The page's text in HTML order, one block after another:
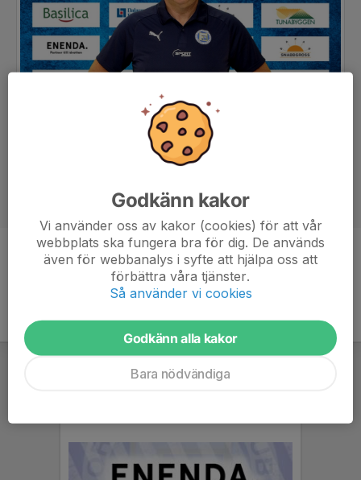
Godkänn kakor
Vi använder oss av kakor (cookies) för att vår
webbplats ska fungera bra för dig. De används
även för webbanalys i syfte att hjälpa oss att
förbättra våra tjänster.
Så använder vi cookies
Godkänn alla kakor
Bara nödvändiga